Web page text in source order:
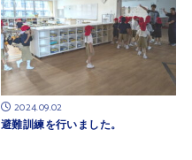
2024.09.02
避難訓練を行いました。